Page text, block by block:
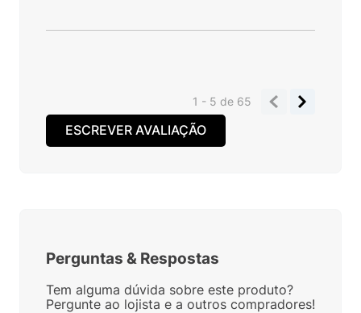
1 - 5de 65
ESCREVER AVALIAÇÃO
Perguntas & Respostas
Tem alguma dúvida sobre este produto?
Pergunte ao lojista e a outros compradores!